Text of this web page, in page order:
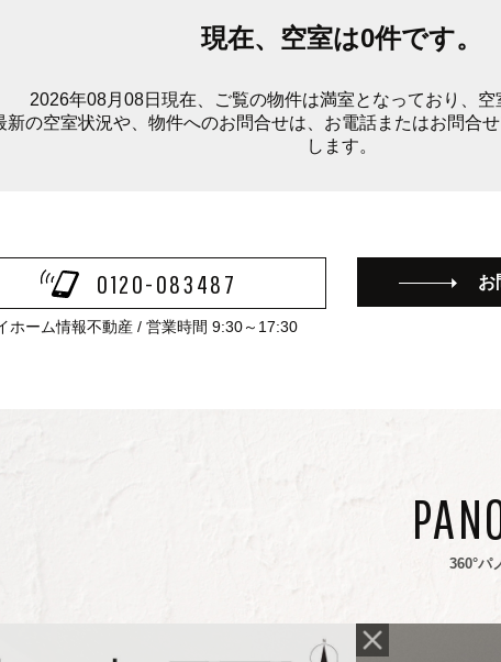
現在、空室は0件です。
2026年08月08日現在、ご覧の物件は満室となっており、空
新の空室状況や、物件へのお問合せは、お電話またはお問合
します。
0120-083487
ホーム情報不動産 / 営業時間 9:30～17:30
お
360°パ